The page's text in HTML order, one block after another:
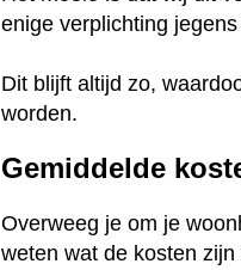
enige verplichting
Dit blijft altijd zo,
worden.
Gemiddelde
Overweeg je om je
weten wat de kosten zijn